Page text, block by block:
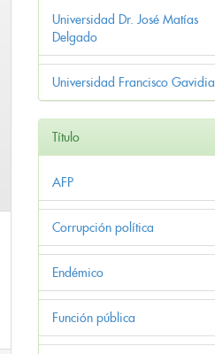
Universidad Dr. José Matías
Delgado
Universidad Francisco Gavidia
Título
AFP
Corrupción política
Endémico
Función pública